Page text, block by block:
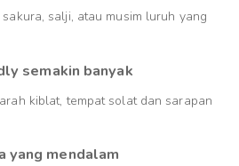
salji, atau musim luruh yang
semakin banyak
kiblat, tempat solat dan sarapan
yang mendalam